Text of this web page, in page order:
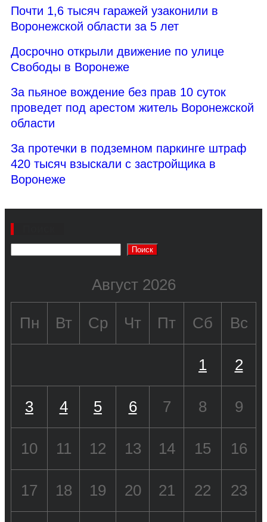
Почти 1,6 тысяч гаражей узаконили в
Воронежской области за 5 лет
Досрочно открыли движение по улице
Свободы в Воронеже
За пьяное вождение без прав 10 суток
проведет под арестом житель Воронежской
области
За протечки в подземном паркинге штраф
420 тысяч взыскали с застройщика в
Воронеже
Поиск
Август 2026
Пн Вт Ср Чт Пт Сб Вс
1 2
3 4 5 6 7 8 9
10 11 12 13 14 15 16
17 18 19 20 21 22 23